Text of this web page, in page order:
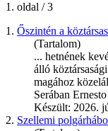
1. oldal / 3
1. Őszintén a
(Tartalom)
... hetnének
álló
magához
Serában Ernesto
Készült: 2026.
2. Szellemi